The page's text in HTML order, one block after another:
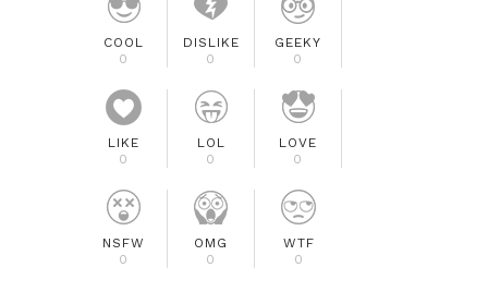
COOL
0
DISLIKE
0
GEEKY
0
LIKE
0
LOL
0
LOVE
0
NSFW
0
OMG
0
WTF
0